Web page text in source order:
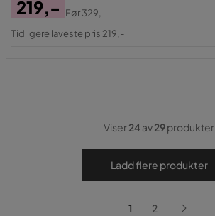
Pris
219,-
Original
Før329,-
Tidligere laveste pris 219,-
Viser24av29produkter
Ladd flere produkter
1 2